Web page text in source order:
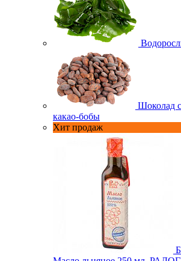
Шоколад
какао-бобы
Хит продаж